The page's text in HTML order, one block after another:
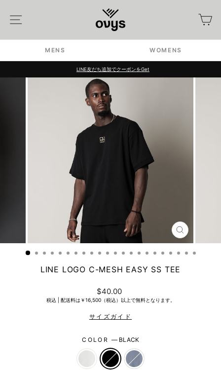
content
MENS WOMENS
Pause
LINE友だち追加でクーポンをGet
CLOSE
(ESC)
LINE LOGO C-MESH EASY SS TEE
Regular
price
$40.00
税込 | 配送料は￥16,500（税込）以上で無料となります。
COLOR — BLACK